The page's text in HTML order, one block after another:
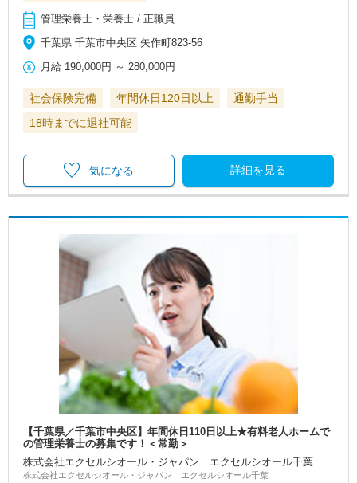
管理栄養士・栄養士 / 正職員
千葉県 千葉市中央区 矢作町823‐56
月給 190,000円 ～280,000円
社会保険完備 年間休日120日以上
通勤手当
18時までに退社可能
詳細を見る
気になる
【千葉県／千葉市中央区】年間休日110日以上★有料老人ホームで
の管理栄養士の募集です！＜常勤＞
株式会社エクセルシオール・ジャパン エクセルシオール千葉
株式会社エクセルシオール・ジャパン エクセルシオール千葉